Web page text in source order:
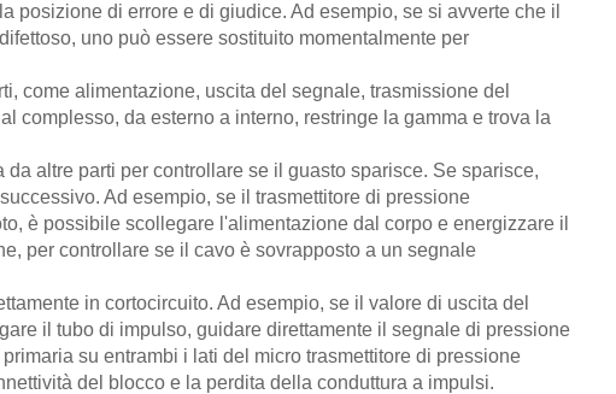
posizione di errore e di giudice. Ad esempio, se si avverte che il
uno può essere sostituito momentalmente per
come alimentazione, uscita del segnale, trasmissione del
complesso, da esterno a interno, restringe la gamma e trova la
altre parti per controllare se il guasto sparisce. Se sparisce,
Ad esempio, se il trasmettitore di pressione
è possibile scollegare l'alimentazione dal corpo e energizzare il
per controllare se il cavo è sovrapposto a un segnale
in cortocircuito. Ad esempio, se il valore di uscita del
il tubo di impulso, guidare direttamente il segnale di pressione
su entrambi i lati del micro trasmettitore di pressione
del blocco e la perdita della conduttura a impulsi.